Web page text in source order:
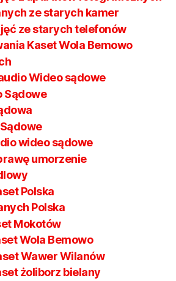
ze starych kamer
ze starych telefonów
Kaset Wola Bemowo
Wideo sądowe
Sądowe
wideo sądowe
umorzenie
Polska
Polska
Mokotów
Wola Bemowo
Wawer Wilanów
żoliborz bielany